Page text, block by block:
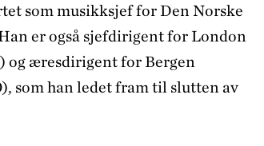
som musikksjef for Den Norske
er også sjefdirigent for London
og æresdirigent for Bergen
som han ledet fram til slutten av